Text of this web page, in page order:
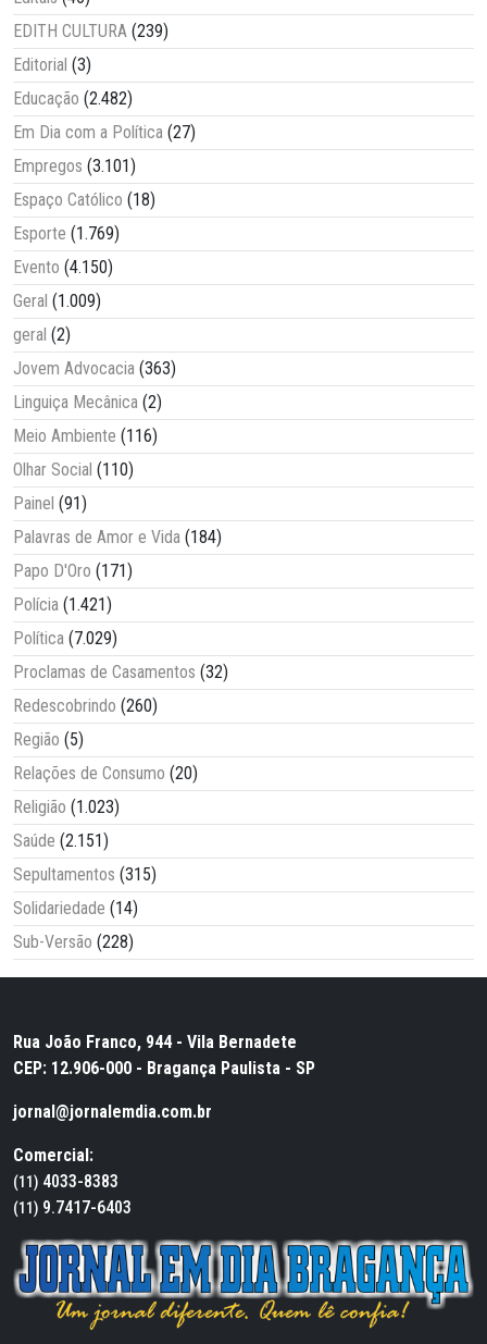
EDITH CULTURA (239)
Editorial (3)
Educação (2.482)
Em Dia com a Política (27)
Empregos (3.101)
Espaço Católico (18)
Esporte (1.769)
Evento (4.150)
Geral (1.009)
geral (2)
Jovem Advocacia (363)
Linguiça Mecânica (2)
Meio Ambiente (116)
Olhar Social (110)
Painel (91)
Palavras de Amor e Vida (184)
Papo D'Oro (171)
Polícia (1.421)
Política (7.029)
Proclamas de Casamentos (32)
Redescobrindo (260)
Região (5)
Relações de Consumo (20)
Religião (1.023)
Saúde (2.151)
Sepultamentos (315)
Solidariedade (14)
Sub-Versão (228)
Rua João Franco, 944 - Vila Bernadete
CEP: 12.906-000 - Bragança Paulista - SP
jornal@jornalemdia.com.br
Comercial:
(11) 4033-8383
(11) 9.7417-6403